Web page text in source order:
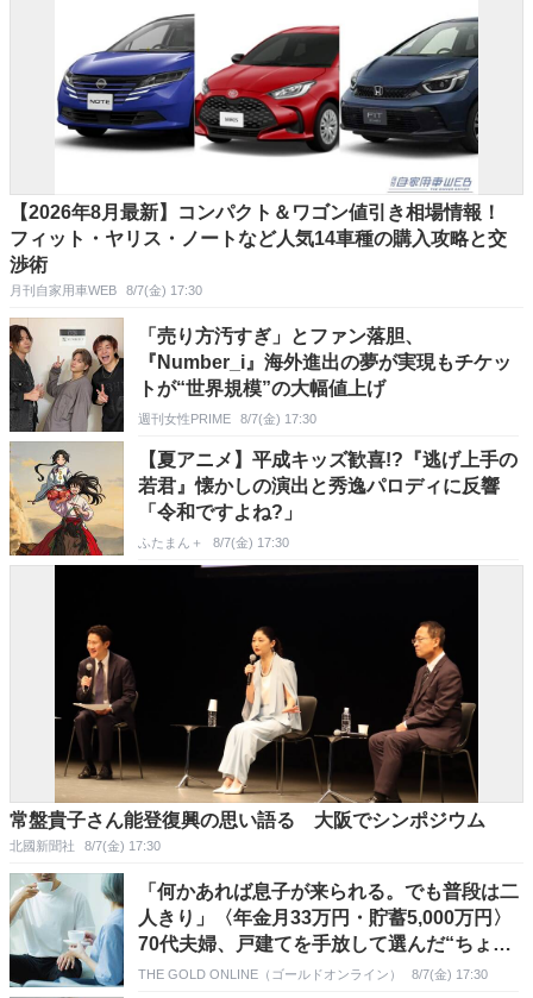
【2026年8月最新】コンパクト＆ワゴン値引き相場情報！
フィット・ヤリス・ノートなど人気14車種の購入攻略と交
渉術
月刊自家用車WEB 8/7(金) 17:30
「売り方汚すぎ」とファン落胆、
『Number_i』海外進出の夢が実現もチケッ
トが“世界規模”の大幅値上げ
週刊女性PRIME 8/7(金) 17:30
【夏アニメ】平成キッズ歓喜!?『逃げ上手の
若君』懐かしの演出と秀逸パロディに反響
「令和ですよね?」
ふたまん＋ 8/7(金) 17:30
常盤貴子さん能登復興の思い語る 大阪でシンポジウム
北國新聞社 8/7(金) 17:30
「何かあれば息子が来られる。でも普段は二
人きり」〈年金月33万円・貯蓄5,000万円〉
70代夫婦、戸建てを手放して選んだ“ちょう
どいい距離”
THE GOLD ONLINE（ゴールドオンライン） 8/7(金) 17:30